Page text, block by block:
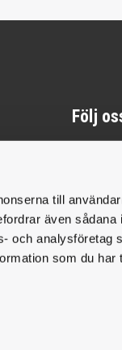
till
även sådana
och analysföretag
som du har
Följ